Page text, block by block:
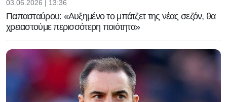
03.06.2026 | 13:36
Παπασταύρου: «Αυξημένο το μπάτζετ της νέας σεζόν, θα
χρειαστούμε περισσότερη ποιότητα»